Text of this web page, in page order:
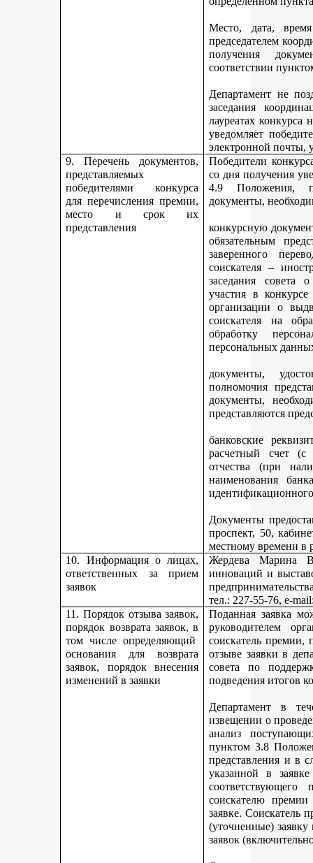
Место, дата, время
председателем
получения
соответствии
Департамент не
заседания
лауреатах
уведомляет
электронной почты,
9. Перечень документов,
представляемых
победителями конкурса
для перечисления премии,
место и срок их
представления
Победители
со дня получения
4.9 Положения,
документы,
конкурсную
обязательным
заверенного
соискателя –
заседания совета
участия в
организации о
соискателя на
обработку
персональных
документы,
полномочия
документы,
представляются
банковские
расчетный счет (с
отчества (при
наименования
Документы
проспект, 50,
местному времени в
10. Информация о лицах,
ответственных за прием
заявок
Жердева Марина
инноваций и
тел.: 227-55-76, e-
11. Порядок отзыва заявок,
порядок возврата заявок, в
том числе определяющий
основания для возврата
заявок, порядок внесения
изменений в заявки
Поданная заявка
руководителем
соискатель премии,
отзыве заявки в
совета по
подведения итогов
Департамент в
извещении о
анализ
пунктом 3.8
представления и в
указанной в
соответствующего
соискателю
заявке. Соискатель
(уточненные)
заявок